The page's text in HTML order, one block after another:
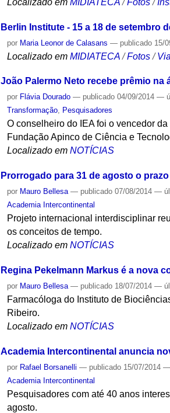
Localizado em MIDIATECA /Fotos /
Berlin Institute - 15 a 18 de setembro
por Maria Leonor de Calasans — publicado 15/
Localizado em MIDIATECA /Fotos /
João Palermo Neto recebe prêmio na
por Flávia Dourado — publicado 04/09/2014—
Transformação, Pesquisadores
O conselheiro do IEA foi o vencedor
Fundação Apinco de Ciência e
Localizado em NOTÍCIAS
Prorrogado para 31 de agosto o
por Mauro Bellesa — publicado 07/08/2014—
Academia Intercontinental
Projeto internacional interdisciplinar
os conceitos de tempo.
Localizado em NOTÍCIAS
Regina Pekelmann Markus é a nova
por Mauro Bellesa — publicado 18/07/2014—
Farmacóloga do Instituto de
Ribeiro.
Localizado em NOTÍCIAS
Academia Intercontinental anuncia
por Rafael Borsanelli — publicado 15/07/2014—
Academia Intercontinental
Pesquisadores com até 40 anos
agosto.